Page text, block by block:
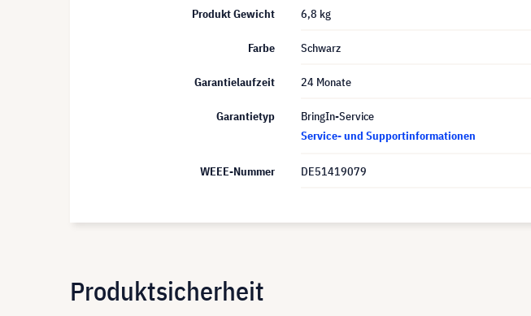
Produkt Gewicht 6,8 kg
Farbe Schwarz
Garantielaufzeit 24 Monate
Garantietyp
BringIn-Service
Service- und Supportinformationen
WEEE-Nummer DE51419079
Produktsicherheit